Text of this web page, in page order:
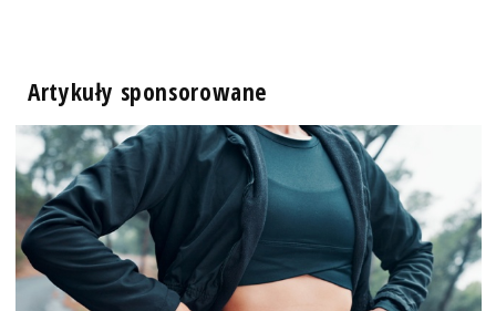
Artykuły sponsorowane